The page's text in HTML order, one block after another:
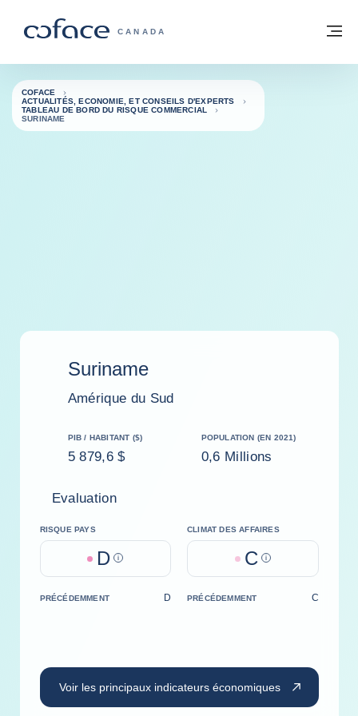
COFACE, FOR TRADE - PAGE
CANADA
Retour à la page d'accueil
COFACE
ACTUALITÉS, ECONOMIE, ET CONSEILS D'EXPERTS
TABLEAU DE BORD DU RISQUE COMMERCIAL
SURINAME
Suriname
Amérique du Sud
PIB / HABITANT ($)
5 879,6 $
POPULATION (EN 2021)
0,6 Millions
Evaluation
RISQUE PAYS
D Help
CLIMAT DES AFFAIRES
C Help
PRÉCÉDEMMENT D PRÉCÉDEMMENT C
Voir les principaux indicateurs économiques